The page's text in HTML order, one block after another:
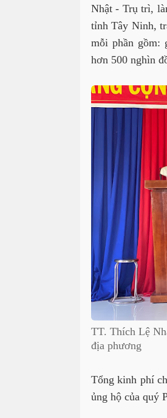
Nhật - Trụ trì,
tỉnh Tây Ninh,
mỗi phần gồm:
hơn 500 nghìn
TT. Thích Lệ
địa phương
Tổng kinh phí
ủng hộ của quý